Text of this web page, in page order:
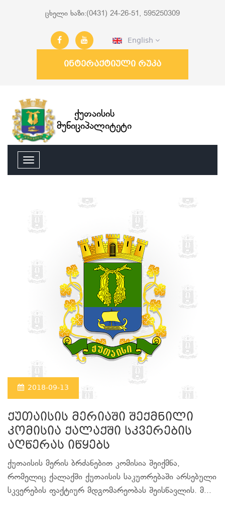
ცხელი ხაზი:(0431) 24-26-51, 595250309
English
ინტერაქტიული რუკა
ქუთაისის
მუნიციპალიტეტი
2018-09-13
ქუთაისის მერიაში შექმნილი
კომისია ქალაქში სკვერების
აღწერას იწყებს
ქუთაისის მერის ბრძანებით კომისია შეიქმნა,
რომელიც ქალაქში ქუთაისის საკუთრებაში არსებული
სკვერების ფაქტიურ მდგომარეობას შეისწავლის. მ...